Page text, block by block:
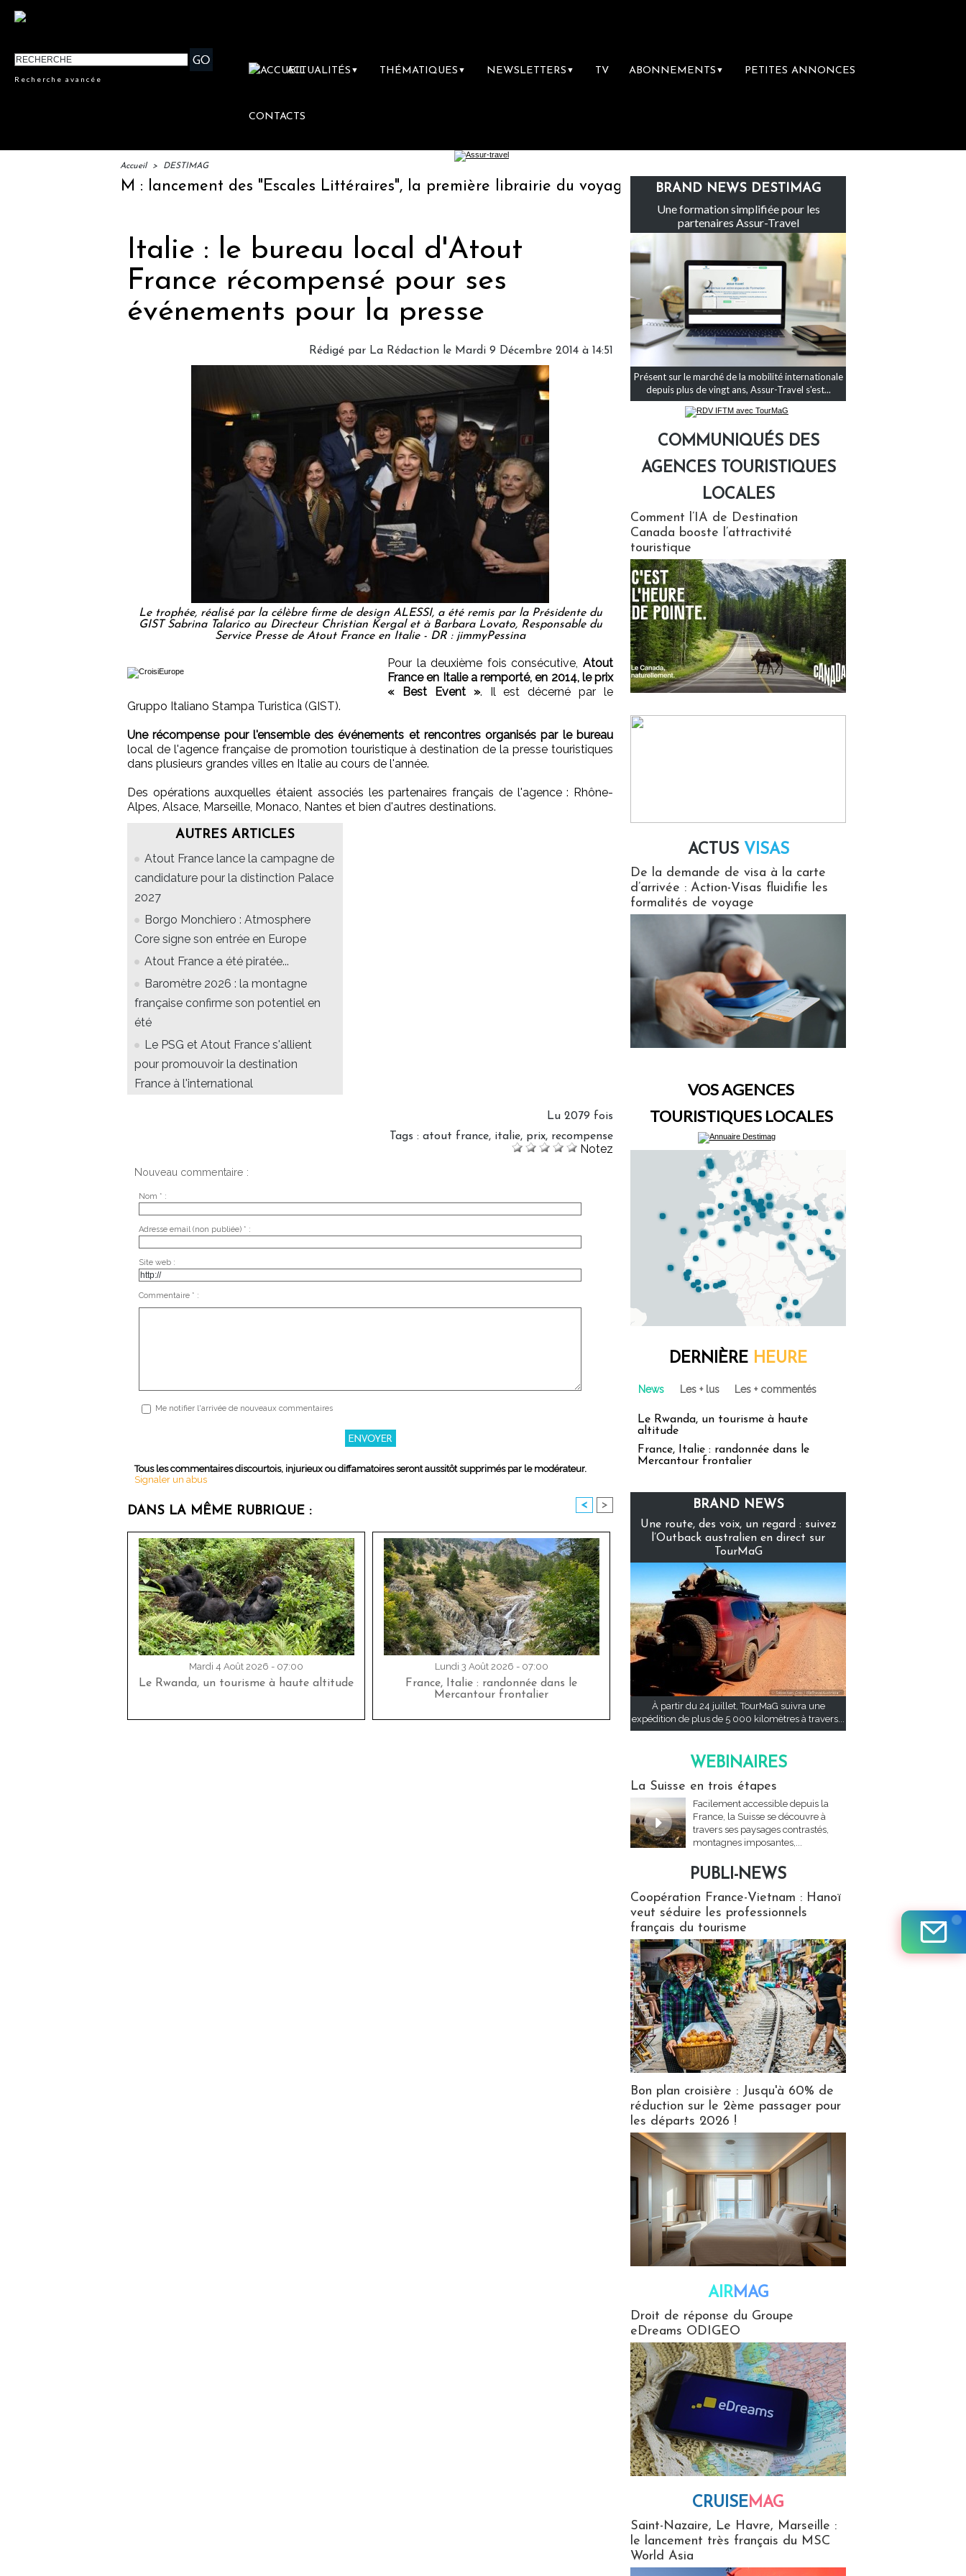
Recherche avancée
ACTUALITÉS ▼ THÉMATIQUES ▼ NEWSLETTERS ▼ TV ABONNEMENTS ▼ PETITES ANNONCES
CONTACTS
Accueil > DESTIMAG
IFTM : lancement des "Escales Littéraires", la première librairie du voyage Le groupe Sainte-Claire rachète Eden Tour
Italie : le bureau local d'Atout
France récompensé pour ses
événements pour la presse
Rédigé par La Rédaction le Mardi 9 Décembre 2014 à 14:51
Le trophée, réalisé par la célèbre firme de design ALESSI, a été remis par la Présidente du
GIST Sabrina Talarico au Directeur Christian Kergal et à Barbara Lovato, Responsable du
Service Presse de Atout France en Italie - DR : jimmyPessina
Pour la deuxième fois consécutive, Atout
France en Italie a remporté, en 2014, le prix
« Best Event ». Il est décerné par le
Gruppo Italiano Stampa Turistica (GIST).
Une récompense pour l'ensemble des événements et rencontres organisés par le bureau
local de l'agence française de promotion touristique à destination de la presse touristiques
dans plusieurs grandes villes en Italie au cours de l'année.
Des opérations auxquelles étaient associés les partenaires français de l'agence : Rhône-
Alpes, Alsace, Marseille, Monaco, Nantes et bien d'autres destinations.
AUTRES ARTICLES
Atout France lance la campagne de
candidature pour la distinction Palace
2027
Borgo Monchiero : Atmosphere
Core signe son entrée en Europe
Atout France a été piratée...
Baromètre 2026 : la montagne
française confirme son potentiel en
été
Le PSG et Atout France s'allient
pour promouvoir la destination
France à l'international
Lu 2079 fois
Tags : atout france, italie, prix, recompense
Notez
Nouveau commentaire :
Nom * :
Adresse email (non publiée) * :
Site web :
Commentaire * :
Me notifier l'arrivée de nouveaux commentaires
Tous les commentaires discourtois, injurieux ou diffamatoires seront aussitôt supprimés par le modérateur.
Signaler un abus
DANS LA MÊME RUBRIQUE : < >
Mardi 4 Août 2026 - 07:00
Le Rwanda, un tourisme à haute altitude
Lundi 3 Août 2026 - 07:00
France, Italie : randonnée dans le
Mercantour frontalier
BRAND NEWS DESTIMAG
Une formation simplifiée pour les
partenaires Assur-Travel
Présent sur le marché de la mobilité internationale
depuis plus de vingt ans, Assur-Travel s'est...
COMMUNIQUÉS DES
AGENCES TOURISTIQUES
LOCALES
Comment l’IA de Destination
Canada booste l’attractivité
touristique
ACTUS VISAS
De la demande de visa à la carte
d’arrivée : Action-Visas fluidifie les
formalités de voyage
VOS AGENCES
TOURISTIQUES LOCALES
DERNIÈRE HEURE
News Les + lus Les + commentés
Le Rwanda, un tourisme à haute
altitude
France, Italie : randonnée dans le
Mercantour frontalier
BRAND NEWS
Une route, des voix, un regard : suivez
l’Outback australien en direct sur
TourMaG
À partir du 24 juillet, TourMaG suivra une
expédition de plus de 5 000 kilomètres à travers...
WEBINAIRES
La Suisse en trois étapes
Facilement accessible depuis la
France, la Suisse se découvre à
travers ses paysages contrastés,
montagnes imposantes,...
PUBLI-NEWS
Coopération France-Vietnam : Hanoï
veut séduire les professionnels
français du tourisme
Bon plan croisière : Jusqu'à 60% de
réduction sur le 2ème passager pour
les départs 2026 !
AIRMAG
Droit de réponse du Groupe
eDreams ODIGEO
CRUISEMAG
Saint-Nazaire, Le Havre, Marseille :
le lancement très français du MSC
World Asia